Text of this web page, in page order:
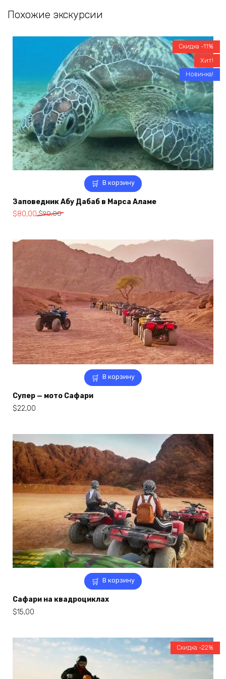
составляла
$250,00.
$150,00.
Похожие экскурсии
В корзину
Скидка -11%
Хит!
Новинка!
Заповедник Абу Дабаб в Марса Аламе
$90,00
Первоначальная
$90,00.
$80,00
Текущая
В корзину
Супер — мото Сафари
$22,00
В корзину
Сафари на квадроциклах
$15,00
Скидка -22%